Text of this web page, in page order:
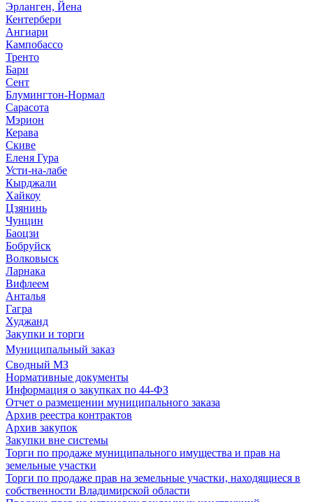
Эрланген, Йена
Кентербери
Ангиари
Кампобассо
Тренто
Бари
Сент
Блумингтон-Нормал
Сарасота
Мэрион
Керава
Скиве
Еленя Гура
Усти-на-лабе
Кырджали
Хайкоу
Цзянинь
Чунцин
Баоцзи
Бобруйск
Волковыск
Ларнака
Вифлеем
Анталья
Гагра
Худжанд
Закупки и торги
Муниципальный заказ
Сводный МЗ
Нормативные документы
Информация о закупках по 44-ФЗ
Отчет о размещении муниципального заказа
Архив реестра контрактов
Архив закупок
Закупки вне системы
Торги по продаже муниципального имущества и прав на
земельные участки
Торги по продаже прав на земельные участки, находящиеся в
собственности Владимирской области